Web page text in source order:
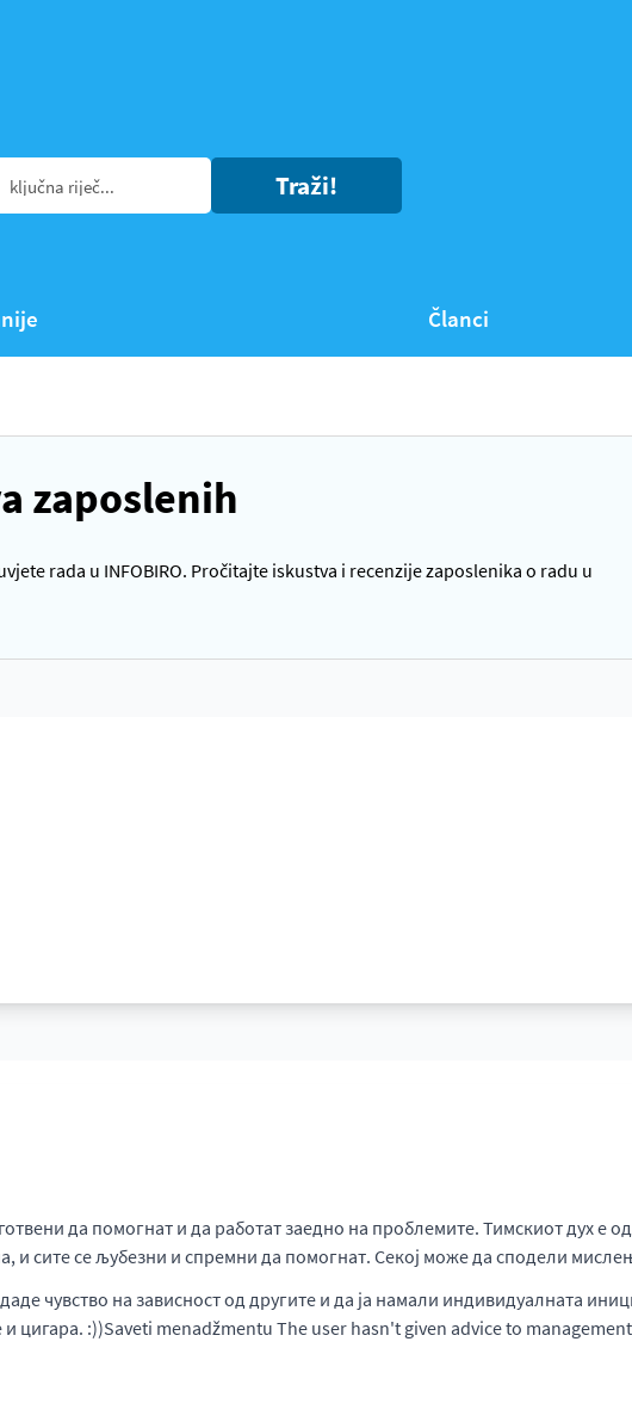
Traži!
Članci
zaposlenih
rada u INFOBIRO. Pročitajte iskustva i recenzije zaposlenika o radu u
да помогнат и да работат заедно на проблемите. Тимскиот дух е
и сите се љубезни и спремни да помогнат. Секој може да сподели
чувство на зависност од другите и да ја намали индивидуалната
цигара. :))Saveti menadžmentu The user hasn't given advice to